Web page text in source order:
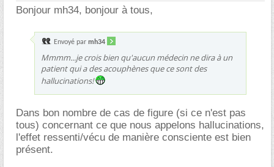
Bonjour mh34, bonjour à tous,
Envoyé par mh34
Mmmm...je crois bien qu'aucun médecin ne dira à un
patient qui a des acouphènes que ce sont des
hallucinations!
Dans bon nombre de cas de figure (si ce n'est pas
tous) concernant ce que nous appelons hallucinations,
l'effet ressenti/vécu de manière consciente est bien
présent.